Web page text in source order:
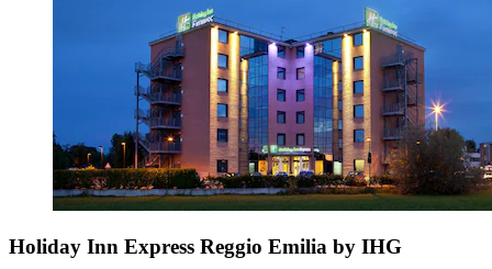
Holiday Inn Express Reggio Emilia by IHG